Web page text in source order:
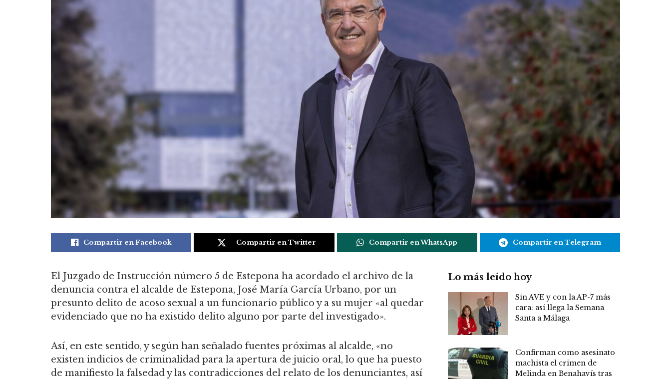
Compartir en Facebook Compartir en Twitter Compartir en WhatsApp Compartir en Telegram
El Juzgado de Instrucción número 5 de Estepona ha acordado el archivo de la
denuncia contra el alcalde de Estepona, José María García Urbano, por un
presunto delito de acoso sexual a un funcionario público y a su mujer «al quedar
evidenciado que no ha existido delito alguno por parte del investigado».
Así, en este sentido, y según han señalado fuentes próximas al alcalde, «no
existen indicios de criminalidad para la apertura de juicio oral, lo que ha puesto
de manifiesto la falsedad y las contradicciones del relato de los denunciantes, así
Lo más leído hoy
Sin AVE y con la AP-7 más
cara: así llega la Semana
Santa a Málaga
Confirman como asesinato
machista el crimen de
Melinda en Benahavís tras